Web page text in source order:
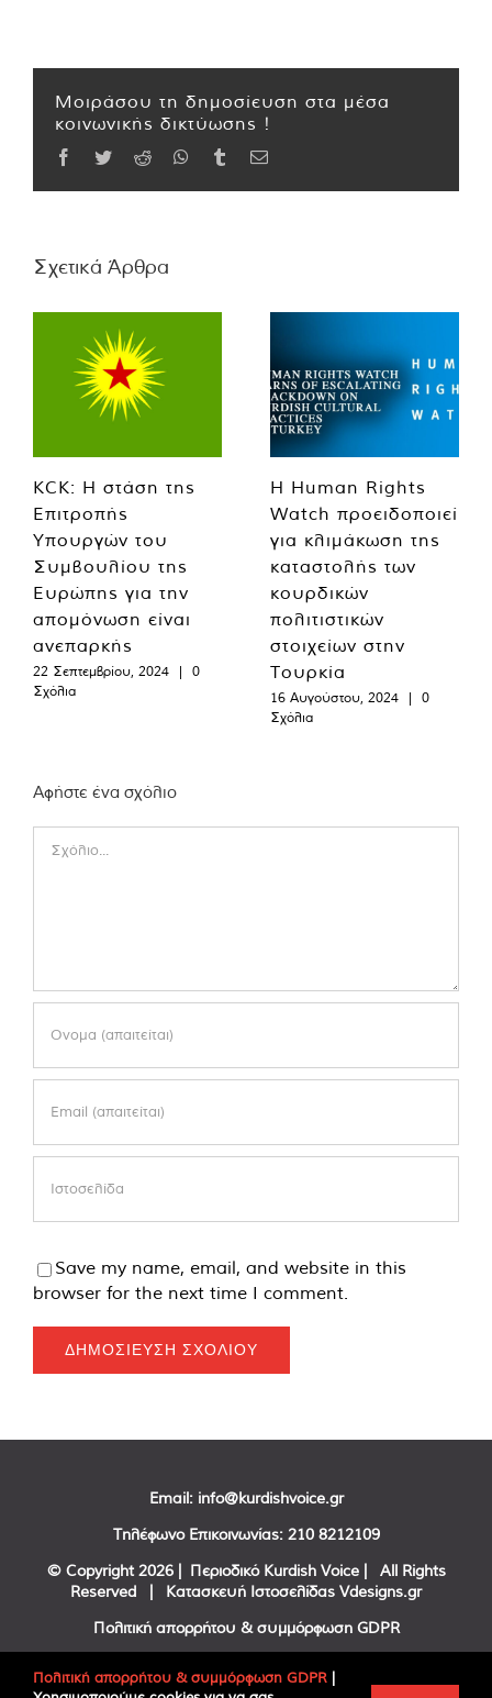
Μοιράσου τη δημοσίευση στα μέσα
κοινωνικής δικτύωσης !
Facebook
TwitterReddit WhatsApp
TumblrEmail
Σχετικά Άρθρα
KCK: Η στάση της
Επιτροπής
Υπουργών του
Συμβουλίου της
Ευρώπης για την
απομόνωση είναι
ανεπαρκής
22 Σεπτεμβρίου, 2024 |
0
Σχόλια
Η Human Rights
Watch προειδοποιεί
για κλιμάκωση της
καταστολής των
κουρδικών
πολιτιστικών
στοιχείων στην
Τουρκία
16 Αυγούστου, 2024 |
0
Σχόλια
Αφήστε ένα σχόλιο
Save my name, email, and website in this
browser for the next time I comment.
Email: info@kurdishvoice.gr
Τηλέφωνο Επικοινωνίας: 210 8212109
© Copyright 2026 | Περιοδικό Kurdish Voice | All Rights
Reserved | Κατασκευή Ιστοσελίδας Vdesigns.gr
Πολιτική απορρήτου & συμμόρφωση GDPR
Πολιτική απορρήτου & συμμόρφωση GDPR |